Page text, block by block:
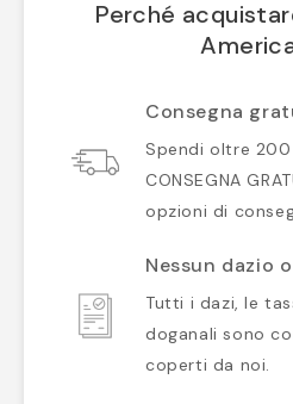
Perché
Consegna
Spendi oltre
CONSEGNA
opzioni di
Nessun dazio
Tutti i dazi, le
doganali sono
coperti da noi.